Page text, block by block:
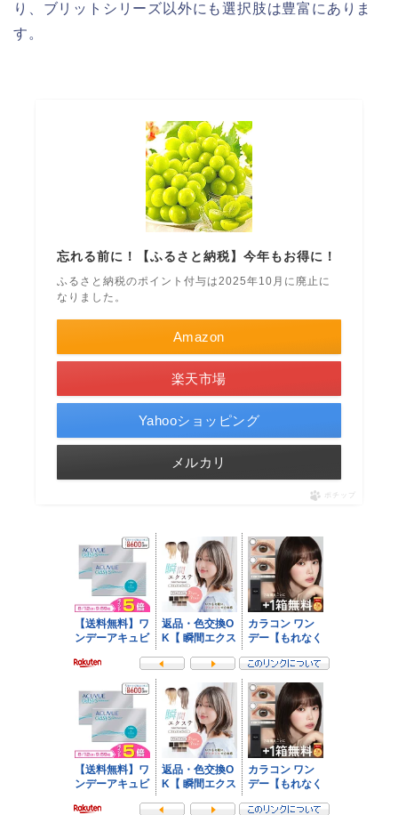
り、ブリットシリーズ以外にも選択肢は豊富にありま
す。
忘れる前に！【ふるさと納税】今年もお得に！
ふるさと納税のポイント付与は2025年10月に廃止に
なりました。
Amazon
楽天市場
Yahooショッピング
メルカリ
ポチップ